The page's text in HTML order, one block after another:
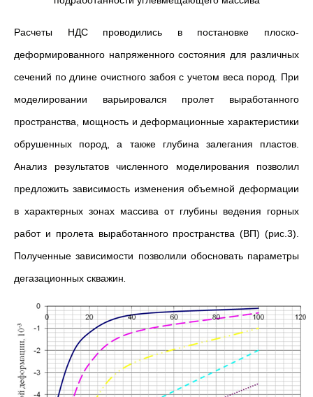
Расчеты НДС проводились в постановке плоско-
деформированного напряженного состояния для различных
сечений по длине очистного забоя с учетом веса пород. При
моделировании варьировался пролет выработанного
пространства, мощность и деформационные характеристики
обрушенных пород, а также глубина залегания пластов.
Анализ результатов численного моделирования позволил
предложить зависимость изменения объемной деформации
в характерных зонах массива от глубины ведения горных
работ и пролета выработанного пространства (ВП) (рис.3).
Полученные зависимости позволили обосновать параметры
дегазационных скважин